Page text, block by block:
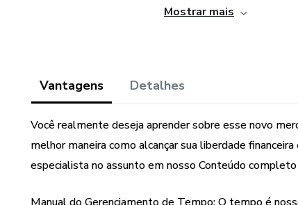
Planilha Financeira: Uma
saber como controlá-lo.
Manual de
começamos a falar sobre
controlar suas ansiedades
Mostrar mais
Vantagens Detalhes
Você realmente deseja aprender sobre esse novo
melhor maneira como alcançar sua liberdade
especialista no assunto em nosso Conteúdo